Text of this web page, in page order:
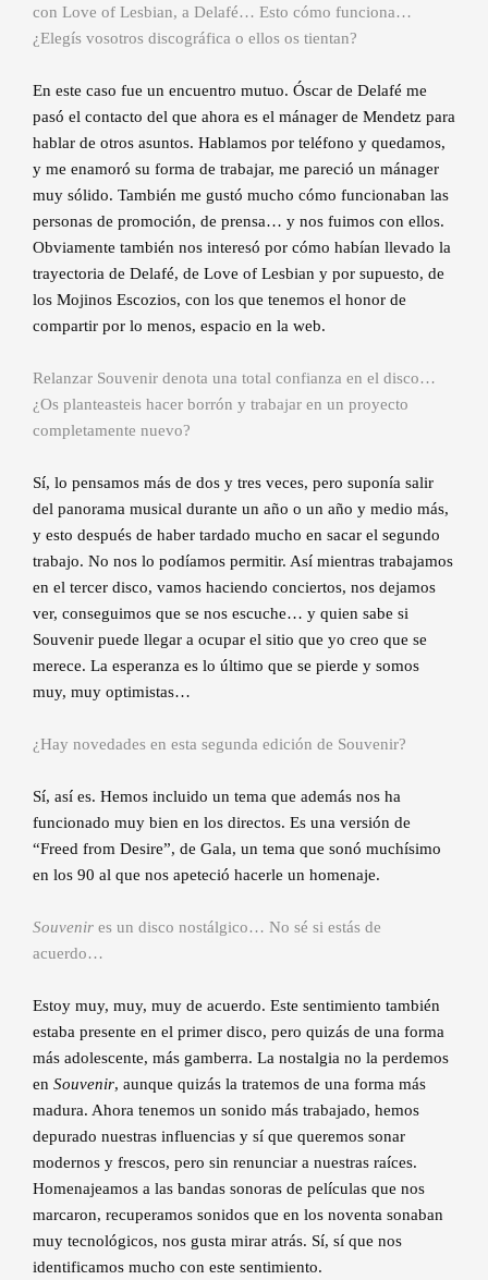
con Love of Lesbian, a Delafé… Esto cómo funciona…
¿Elegís vosotros discográfica o ellos os tientan?
En este caso fue un encuentro mutuo. Óscar de Delafé me
pasó el contacto del que ahora es el mánager de Mendetz para
hablar de otros asuntos. Hablamos por teléfono y quedamos,
y me enamoró su forma de trabajar, me pareció un mánager
muy sólido. También me gustó mucho cómo funcionaban las
personas de promoción, de prensa… y nos fuimos con ellos.
Obviamente también nos interesó por cómo habían llevado la
trayectoria de Delafé, de Love of Lesbian y por supuesto, de
los Mojinos Escozios, con los que tenemos el honor de
compartir por lo menos, espacio en la web.
Relanzar Souvenir denota una total confianza en el disco…
¿Os planteasteis hacer borrón y trabajar en un proyecto
completamente nuevo?
Sí, lo pensamos más de dos y tres veces, pero suponía salir
del panorama musical durante un año o un año y medio más,
y esto después de haber tardado mucho en sacar el segundo
trabajo. No nos lo podíamos permitir. Así mientras trabajamos
en el tercer disco, vamos haciendo conciertos, nos dejamos
ver, conseguimos que se nos escuche… y quien sabe si
Souvenir puede llegar a ocupar el sitio que yo creo que se
merece. La esperanza es lo último que se pierde y somos
muy, muy optimistas…
¿Hay novedades en esta segunda edición de Souvenir?
Sí, así es. Hemos incluido un tema que además nos ha
funcionado muy bien en los directos. Es una versión de
“Freed from Desire”, de Gala, un tema que sonó muchísimo
en los 90 al que nos apeteció hacerle un homenaje.
Souvenir es un disco nostálgico… No sé si estás de
acuerdo…
Estoy muy, muy, muy de acuerdo. Este sentimiento también
estaba presente en el primer disco, pero quizás de una forma
más adolescente, más gamberra. La nostalgia no la perdemos
en Souvenir, aunque quizás la tratemos de una forma más
madura. Ahora tenemos un sonido más trabajado, hemos
depurado nuestras influencias y sí que queremos sonar
modernos y frescos, pero sin renunciar a nuestras raíces.
Homenajeamos a las bandas sonoras de películas que nos
marcaron, recuperamos sonidos que en los noventa sonaban
muy tecnológicos, nos gusta mirar atrás. Sí, sí que nos
identificamos mucho con este sentimiento.